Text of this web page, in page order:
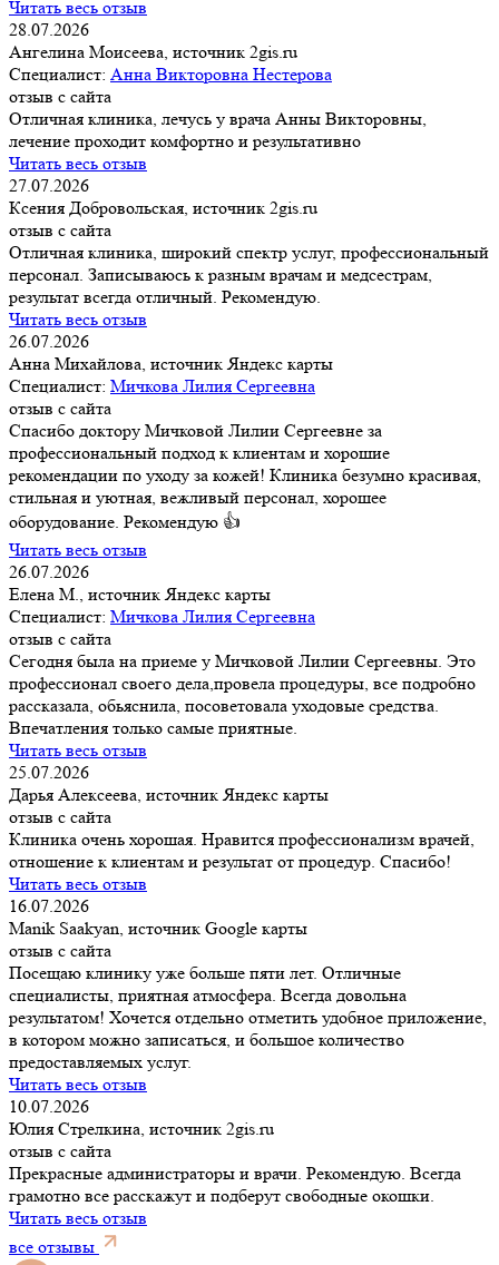
Читать весь отзыв
28.07.2026
Ангелина Моисеева, источник 2gis.ru
Специалист: Анна Викторовна Нестерова
отзыв с сайта
Отличная клиника, лечусь у врача Анны Викторовны,
лечение проходит комфортно и результативно
Читать весь отзыв
27.07.2026
Ксения Добровольская, источник 2gis.ru
отзыв с сайта
Отличная клиника, широкий спектр услуг, профессиональный
персонал. Записываюсь к разным врачам и медсестрам,
результат всегда отличный. Рекомендую.
Читать весь отзыв
26.07.2026
Анна Михайлова, источник Яндекс карты
Специалист: Мичкова Лилия Сергеевна
отзыв с сайта
Спасибо доктору Мичковой Лилии Сергеевне за
профессиональный подход к клиентам и хорошие
рекомендации по уходу за кожей! Клиника безумно красивая,
стильная и уютная, вежливый персонал, хорошее
оборудование. Рекомендую 👍
Читать весь отзыв
26.07.2026
Елена М., источник Яндекс карты
Специалист: Мичкова Лилия Сергеевна
отзыв с сайта
Сегодня была на приеме у Мичковой Лилии Сергеевны. Это
профессионал своего дела,провела процедуры, все подробно
рассказала, обьяснила, посоветовала уходовые средства.
Впечатления только самые приятные.
Читать весь отзыв
25.07.2026
Дарья Алексеева, источник Яндекс карты
отзыв с сайта
Клиника очень хорошая. Нравится профессионализм врачей,
отношение к клиентам и результат от процедур. Спасибо!
Читать весь отзыв
16.07.2026
Manik Saakyan, источник Google карты
отзыв с сайта
Посещаю клинику уже больше пяти лет. Отличные
специалисты, приятная атмосфера. Всегда довольна
результатом! Хочется отдельно отметить удобное приложение,
в котором можно записаться, и большое количество
предоставляемых услуг.
Читать весь отзыв
10.07.2026
Юлия Стрелкина, источник 2gis.ru
отзыв с сайта
Прекрасные администраторы и врачи. Рекомендую. Всегда
грамотно все расскажут и подберут свободные окошки.
Читать весь отзыв
все отзывы